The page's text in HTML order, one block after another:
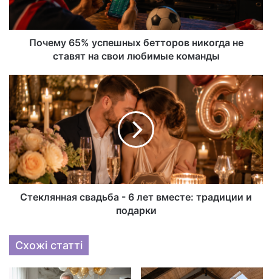
Почему 65% успешных бетторов никогда не
ставят на свои любимые команды
Стеклянная свадьба - 6 лет вместе: традиции и
подарки
Схожі статті